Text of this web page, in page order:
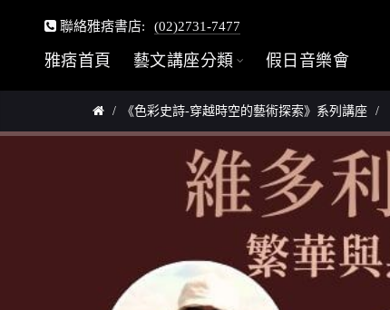
聯絡雅痞書店: (02)2731-7477
雅痞首頁 藝文講座分類 假日音樂會
《色彩史詩-穿越時空的藝術探索》系列講座